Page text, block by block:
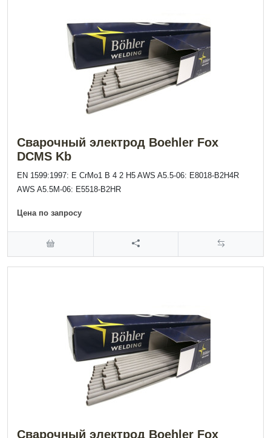
Сварочный электрод Boehler Fox
DCMS Kb
EN 1599:1997: E CrMo1 B 4 2 H5 AWS A5.5-06: E8018-B2H4R
AWS A5.5M-06: E5518-B2HR
Цена по запросу
Сварочный электрод Boehler Fox